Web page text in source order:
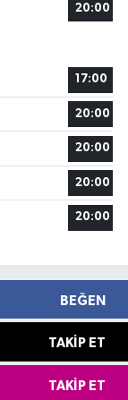
20:00
17:00
20:00
20:00
20:00
20:00
BEĞEN
TAKIP ET
TAKIP ET